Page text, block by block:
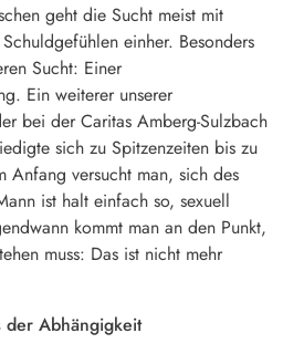
geht die Sucht meist mit
einher. Besonders
Sucht: Einer
Ein weiterer unserer
bei der Caritas Amberg-Sulzbach
sich zu Spitzenzeiten bis zu
Anfang versucht man, sich des
ist halt einfach so, sexuell
kommt man an den Punkt,
muss: Das ist nicht mehr
der Abhängigkeit